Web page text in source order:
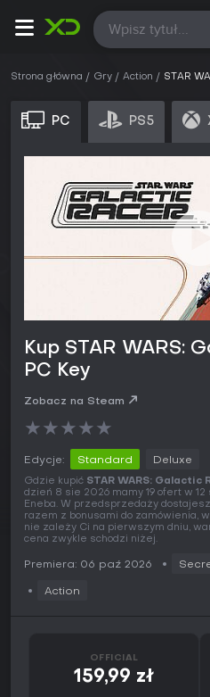
Wszystkie
Strona główna Gry Action STAR
PC PS5
Kup STAR WARS:
PC Key
Zobacz na Steam
★★★★★
Edycje: Standard Deluxe
Gdzie kupić STAR WARS: Galactic
dzień 8 sie 2026 mamy 19 ofert w 12
Eneba. W przedsprzedaży
razem z bonusami do zamówienia,
nie zależy Ci na pierwszym dniu,
cena zwykle schodzi niżej.
Premiera: 06 paź 2026
Action
OFFICIAL
159,99 zł